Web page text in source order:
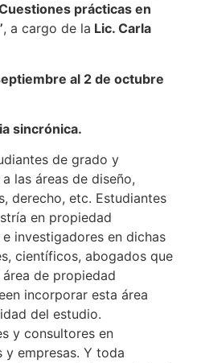
prácticas en
, a cargo de la Lic. Carla
al 2 de octubre
sincrónica.
de grado y
las áreas de diseño,
derecho, etc. Estudiantes
en propiedad
investigadores en dichas
científicos, abogados que
área de propiedad
incorporar esta área
del estudio.
y consultores en
y empresas. Y toda